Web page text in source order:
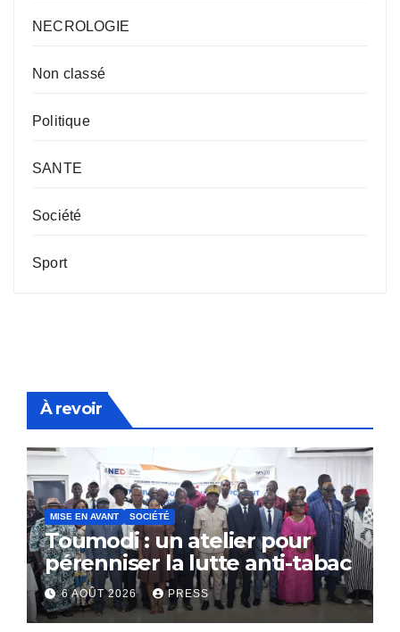
NECROLOGIE
Non classé
Politique
SANTE
Société
Sport
À revoir
MISE EN AVANT SOCIÉTÉ
Toumodi : un atelier pour
pérenniser la lutte anti-tabac
6 AOÛT 2026 PRESS